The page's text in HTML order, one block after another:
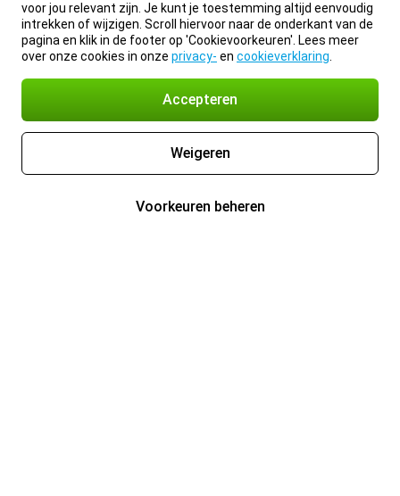
voor jou relevant zijn. Je kunt je toestemming altijd eenvoudig
intrekken of wijzigen. Scroll hiervoor naar de onderkant van de
pagina en klik in de footer op 'Cookievoorkeuren'. Lees meer
over onze cookies in onze privacy- en cookieverklaring
Accepteren
Weigeren
Voorkeuren beheren